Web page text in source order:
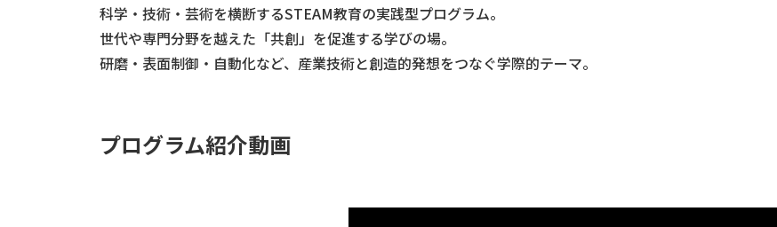
科学・技術・芸術を横断するSTEAM教育の実践型プログラム。
世代や専門分野を越えた「共創」を促進する学びの場。
研磨・表面制御・自動化など、産業技術と創造的発想をつなぐ学際的テーマ。
プログラム紹介動画